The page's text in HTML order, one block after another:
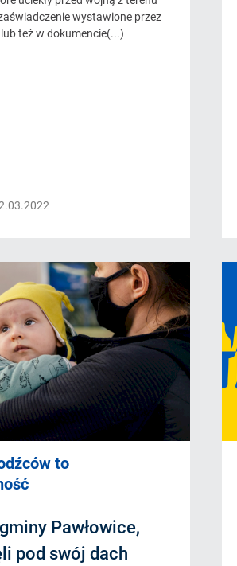
wystawione przez
też w dokumencie(...)
to
Pawłowice,
pod swój dach